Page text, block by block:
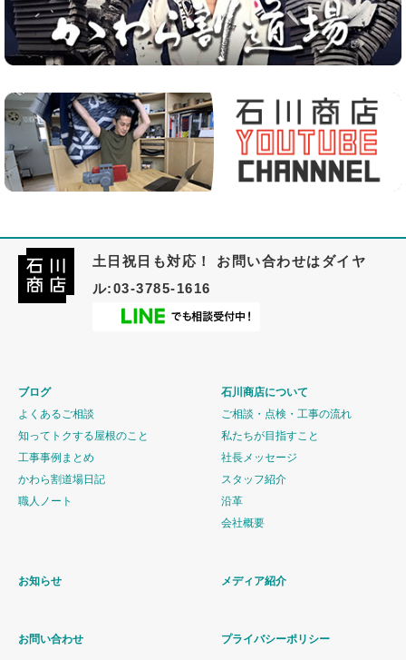
土日祝日も対応！ お問い合わせはダイヤ
ル:03-3785-1616
ブログ
よくあるご相談
知ってトクする屋根のこと
工事事例まとめ
かわら割道場日記
職人ノート
石川商店について
ご相談・点検・工事の流れ
私たちが目指すこと
社長メッセージ
スタッフ紹介
沿革
会社概要
お知らせ メディア紹介
お問い合わせ プライバシーポリシー